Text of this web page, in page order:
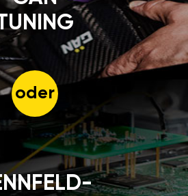
oder